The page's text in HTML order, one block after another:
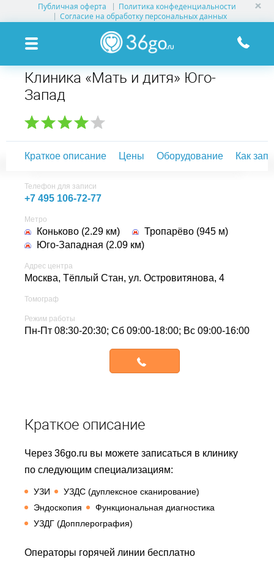
Публичная оферта
Политика конфеденциальности
Согласие на обработку персональных данных
УСЛУГИ КЛИНИК
КЛИНИКИ НА КАРТЕ
ПАМЯТКА ПАЦИЕНТУ
О ПРОЕКТЕ
Клиника «Мать и дитя» Юго-
Запад
Краткое описание Цены Оборудование Как
Телефон для записи
+7 495 106-72-77
Метро
Коньково (2.29 км)
Тропарёво (945 м)
Юго-Западная (2.09 км)
Адрес центра
Москва, Тёплый Стан, ул. Островитянова, 4
Томограф
Режим работы
Пн-Пт 08:30-20:30; Сб 09:00-18:00; Вс 09:00-16:00
Краткое описание
Через 36go.ru вы можете записаться в клинику
по следующим специализациям:
УЗИ
УЗДС (дуплексное сканирование)
Эндоскопия
Функциональная диагностика
УЗДГ (Допплерография)
Операторы горячей линии бесплатно